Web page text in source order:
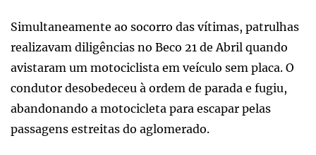
Simultaneamente ao socorro das vítimas, patrulhas
realizavam diligências no Beco 21 de Abril quando
avistaram um motociclista em veículo sem placa. O
condutor desobedeceu à ordem de parada e fugiu,
abandonando a motocicleta para escapar pelas
passagens estreitas do aglomerado.